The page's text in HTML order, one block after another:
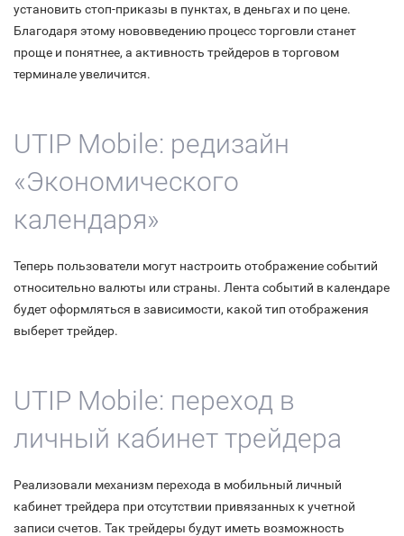
установить стоп-приказы в пунктах, в деньгах и по цене.
Благодаря этому нововведению процесс торговли станет
проще и понятнее, а активность трейдеров в торговом
терминале увеличится.
UTIP Mobile: редизайн
«Экономического
календаря»
Теперь пользователи могут настроить отображение событий
относительно валюты или страны. Лента событий в календаре
будет оформляться в зависимости, какой тип отображения
выберет трейдер.
UTIP Mobile: переход в
личный кабинет трейдера
Реализовали механизм перехода в мобильный личный
кабинет трейдера при отсутствии привязанных к учетной
записи счетов. Так трейдеры будут иметь возможность